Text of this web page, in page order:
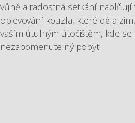
vůně a radostná setkání naplňují
objevování kouzla, které dělá
vaším útulným útočištěm, kde
nezapomenutelný pobyt.